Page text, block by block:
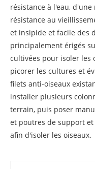
résistance à l'eau,
résistance au
et insipide et facile des
principalement érigés
cultivées pour isoler les
picorer les cultures et
filets anti-oiseaux
installer plusieurs
terrain, puis poser
et poutres de support
afin d'isoler les oiseaux.